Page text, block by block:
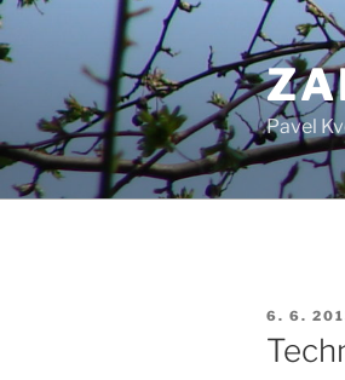
Přejít
k
obsahu
Pavel
6. 6.